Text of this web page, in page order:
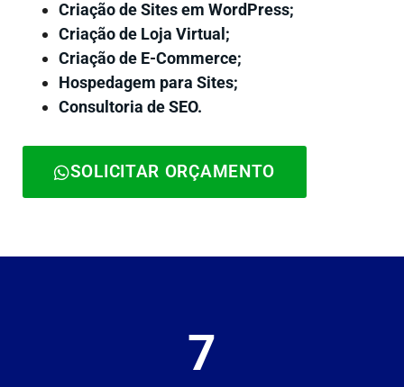
Criação de Sites em WordPress;
Criação de Loja Virtual;
Criação de E-Commerce;
Hospedagem para Sites;
Consultoria de SEO.
SOLICITAR ORÇAMENTO
7